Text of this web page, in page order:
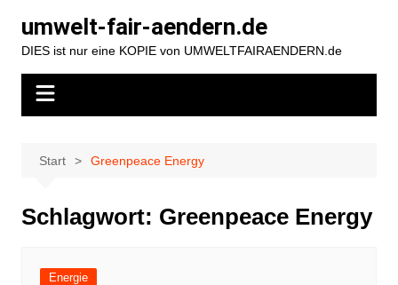
Inhalt
springen
umwelt-fair-aendern.de
DIES ist nur eine KOPIE von UMWELTFAIRAENDERN.de
Start Greenpeace Energy
Schlagwort: Greenpeace Energy
Energie